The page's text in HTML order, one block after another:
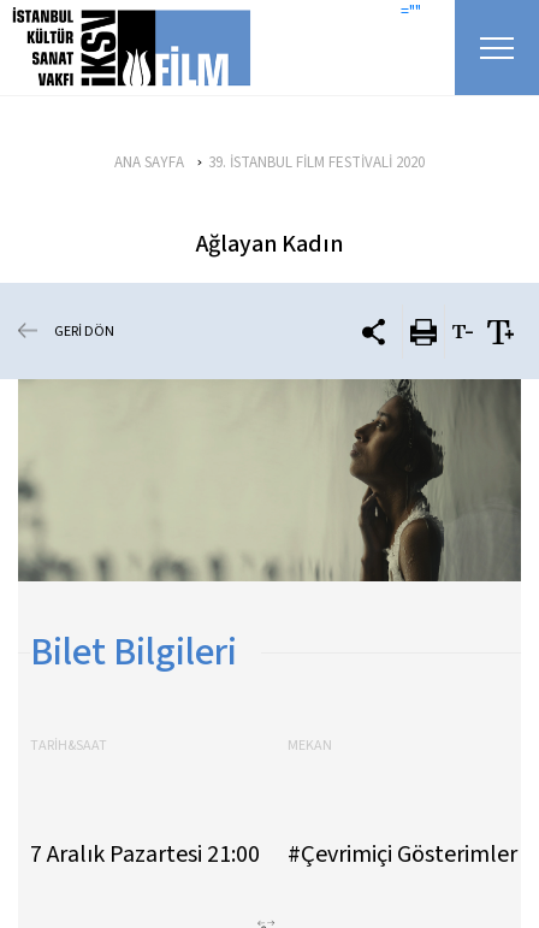
icerigi atla =""
ANA SAYFA 39. İSTANBUL FİLM FESTİVALİ 2020
Ağlayan Kadın
GERİ DÖN
Bilet Bilgileri
TARİH&SAAT MEKAN
7 Aralık Pazartesi 21:00 #Çevrimiçi Gösterimler